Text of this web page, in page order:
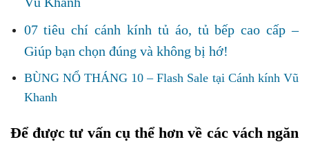
07 tiêu chí cánh kính tủ áo, tủ bếp cao cấp –
Giúp bạn chọn đúng và không bị hớ!
BÙNG NỔ THÁNG 10 – Flash Sale tại Cánh kính Vũ
Khanh
Để được tư vấn cụ thể hơn về các vách ngăn